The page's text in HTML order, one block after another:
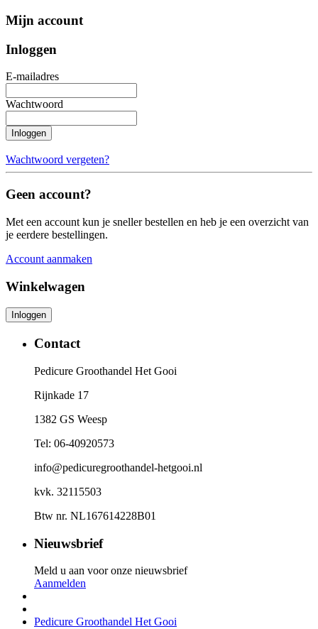
Mijn account
Inloggen
E-mailadres
Wachtwoord
Inloggen
Wachtwoord vergeten?
Geen account?
Met een account kun je sneller bestellen en heb je een overzicht van
je eerdere bestellingen.
Account aanmaken
Winkelwagen
Contact
Pedicure Groothandel Het Gooi
Rijnkade 17
1382 GS Weesp
Tel: 06-40920573
info@pedicuregroothandel-hetgooi.nl
kvk. 32115503
Btw nr. NL167614228B01
Nieuwsbrief
Meld u aan voor onze nieuwsbrief
Aanmelden
Pedicure Groothandel Het Gooi